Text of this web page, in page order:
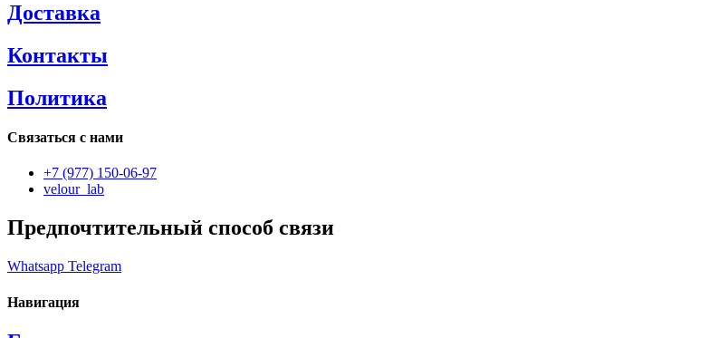
Доставка
Контакты
Политика
Связаться с нами
+7 (977) 150-06-97
velour_lab
Предпочтительный способ связи
Whatsapp Telegram
Навигация